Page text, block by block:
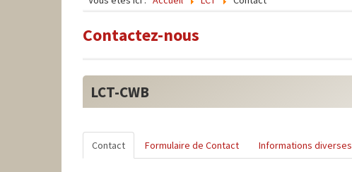
Contactez-nous
LCT-CWB
Contact Formulaire de Contact Informations diverses